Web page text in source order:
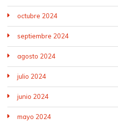
octubre 2024
septiembre 2024
agosto 2024
julio 2024
junio 2024
mayo 2024